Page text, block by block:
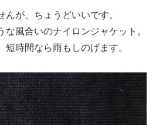
が、ちょうどいいです。
な風合いのナイロンジャケット。
時間なら雨もしのげます。